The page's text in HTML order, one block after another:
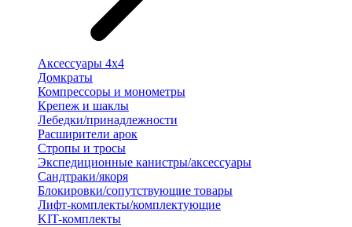
Аксессуары 4х4
Домкраты
Компрессоры и монометры
Крепеж и шаклы
Лебедки/принадлежности
Расширители арок
Стропы и тросы
Экспедиционные канистры/аксессуары
Сандтраки/якоря
Блокировки/сопутствующие товары
Лифт-комплекты/комплектующие
KIT-комплекты